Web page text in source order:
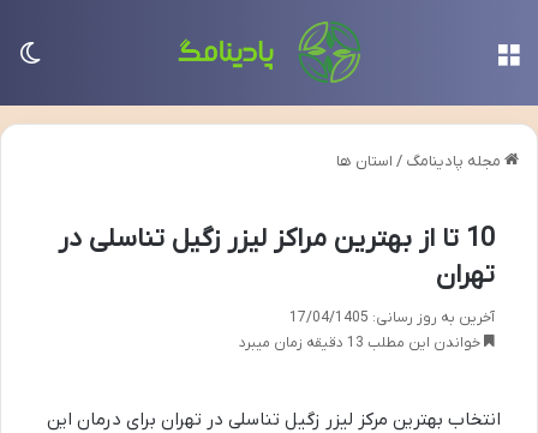
مجله پادینامگ / استان ها
10 تا از بهترین مراکز لیزر زگیل تناسلی در
تهران
آخرین به روز رسانی: 17/04/1405
خواندن این مطلب 13 دقیقه زمان میبرد
انتخاب بهترین مرکز لیزر زگیل تناسلی در تهران برای درمان این